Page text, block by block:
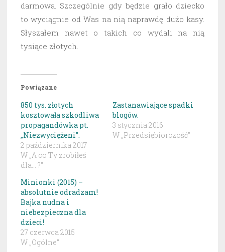
darmowa. Szczególnie gdy będzie grało dziecko
to wyciągnie od Was na nią naprawdę dużo kasy.
Słyszałem nawet o takich co wydali na nią
tysiące złotych.
Powiązane
850 tys. złotych
kosztowała szkodliwa
propagandówka pt.
„Niezwyciężeni”.
2 października 2017
W „A co Ty zrobiłeś
dla... ?"
Zastanawiające spadki
blogów.
3 stycznia 2016
W „Przedsiębiorczość"
Minionki (2015) –
absolutnie odradzam!
Bajka nudna i
niebezpieczna dla
dzieci!
27 czerwca 2015
W „Ogólne"